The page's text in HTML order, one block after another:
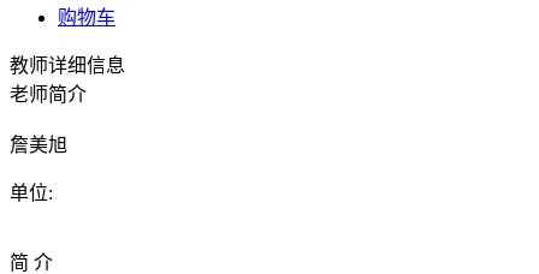
购物车
教师详细信息
老师简介
詹美旭
单位:
简 介